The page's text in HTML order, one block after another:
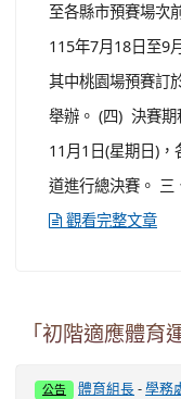
至各縣市預賽場次
115年7月18日至9
其中桃園場預賽訂
舉辦。 (四) 決賽期
11月1日(星期日)
道進行總決賽。
觀看完整文章
「初階適應體育
公告 體育組長 -學務